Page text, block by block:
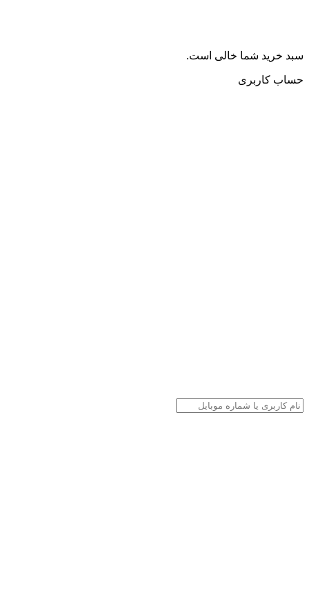
سبد خرید شما خالی است.
حساب کاربری